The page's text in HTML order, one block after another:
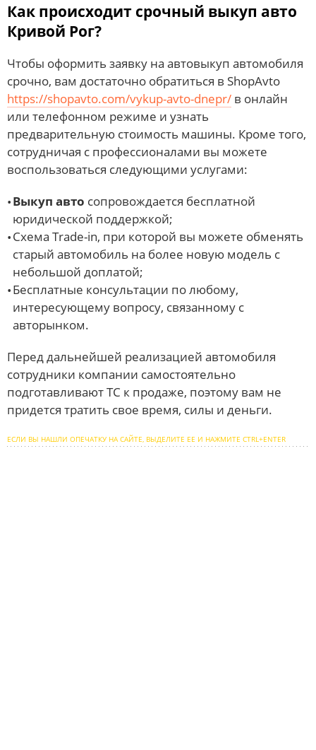
Как происходит срочный выкуп авто
Кривой Рог?
Чтобы оформить заявку на автовыкуп автомобиля
срочно, вам достаточно обратиться в ShopAvto
https://shopavto.com/vykup-avto-dnepr/ в онлайн
или телефонном режиме и узнать
предварительную стоимость машины. Кроме того,
сотрудничая с профессионалами вы можете
воспользоваться следующими услугами:
Выкуп авто сопровождается бесплатной
юридической поддержкой;
Схема Trade-in, при которой вы можете обменять
старый автомобиль на более новую модель с
небольшой доплатой;
Бесплатные консультации по любому,
интересующему вопросу, связанному с
авторынком.
Перед дальнейшей реализацией автомобиля
сотрудники компании самостоятельно
подготавливают ТС к продаже, поэтому вам не
придется тратить свое время, силы и деньги.
ЕСЛИ ВЫ НАШЛИ ОПЕЧАТКУ НА САЙТЕ, ВЫДЕЛИТЕ ЕЕ И НАЖМИТЕ CTRL+ENTER